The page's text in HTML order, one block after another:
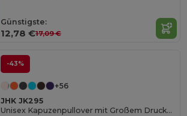
Günstigste:
12,78 €17,09 €
-43%
+56
JHK JK295
Unisex Kapuzenpullover mit Großem Druckbereich